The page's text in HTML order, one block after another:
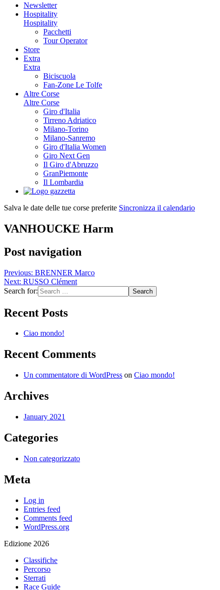
Newsletter
Hospitality
Hospitality
Pacchetti
Tour Operator
Store
Extra
Extra
Biciscuola
Fan-Zone Le Tolfe
Altre Corse
Altre Corse
Giro d'Italia
Tirreno Adriatico
Milano-Torino
Milano-Sanremo
Giro d'Italia Women
Giro Next Gen
Il Giro d'Abruzzo
GranPiemonte
Il Lombardia
Salva le date delle tue corse preferite Sincronizza il calendario
VANHOUCKE Harm
Post navigation
Previous: BRENNER Marco
Next: RUSSO Clément
Search for:
Recent Posts
Ciao mondo!
Recent Comments
Un commentatore di WordPress on Ciao mondo!
Archives
January 2021
Categories
Non categorizzato
Meta
Log in
Entries feed
Comments feed
WordPress.org
Edizione 2026
Classifiche
Percorso
Sterrati
Race Guide